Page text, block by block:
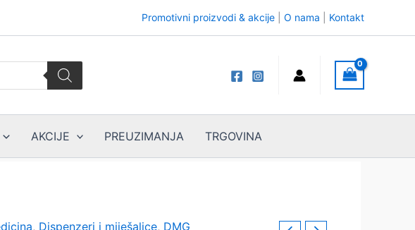
Promotivni proizvodi & akcije O nama Kontakt
AKCIJE PREUZIMANJA TRGOVINA
, Dispenzeri i miješalice, DMG